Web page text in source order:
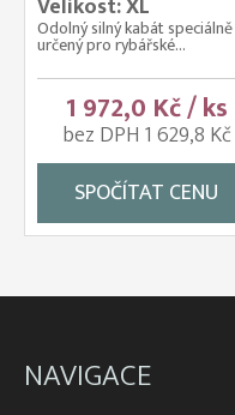
Velikost: XL
Odolný silný kabát speciálně
určený pro rybářské...
1 972,0 Kč / ks
bez DPH 1 629,8 Kč
SPOČÍTAT CENU
NAVIGACE